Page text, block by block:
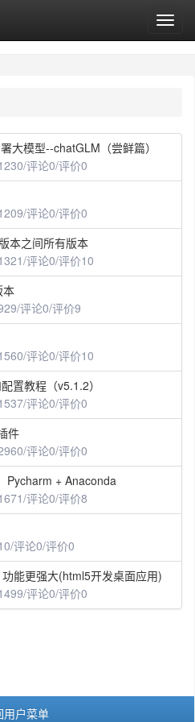
T
o
a
g
i
大模型--chatGLM（尝鲜篇）
评论0/评价0
评论0/评价0
本之间所有版本
评论0/评价10
本
评论0/评价9
评论0/评价10
置教程（v5.1.2）
评论0/评价0
件
评论0/评价0
Pycharm + Anaconda
评论0/评价8
评论0/评价0
能更强大(html5开发桌面应用)
评论0/评价0
用户菜单